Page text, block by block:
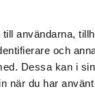
användarna,
och
Dessa kan i
när du har